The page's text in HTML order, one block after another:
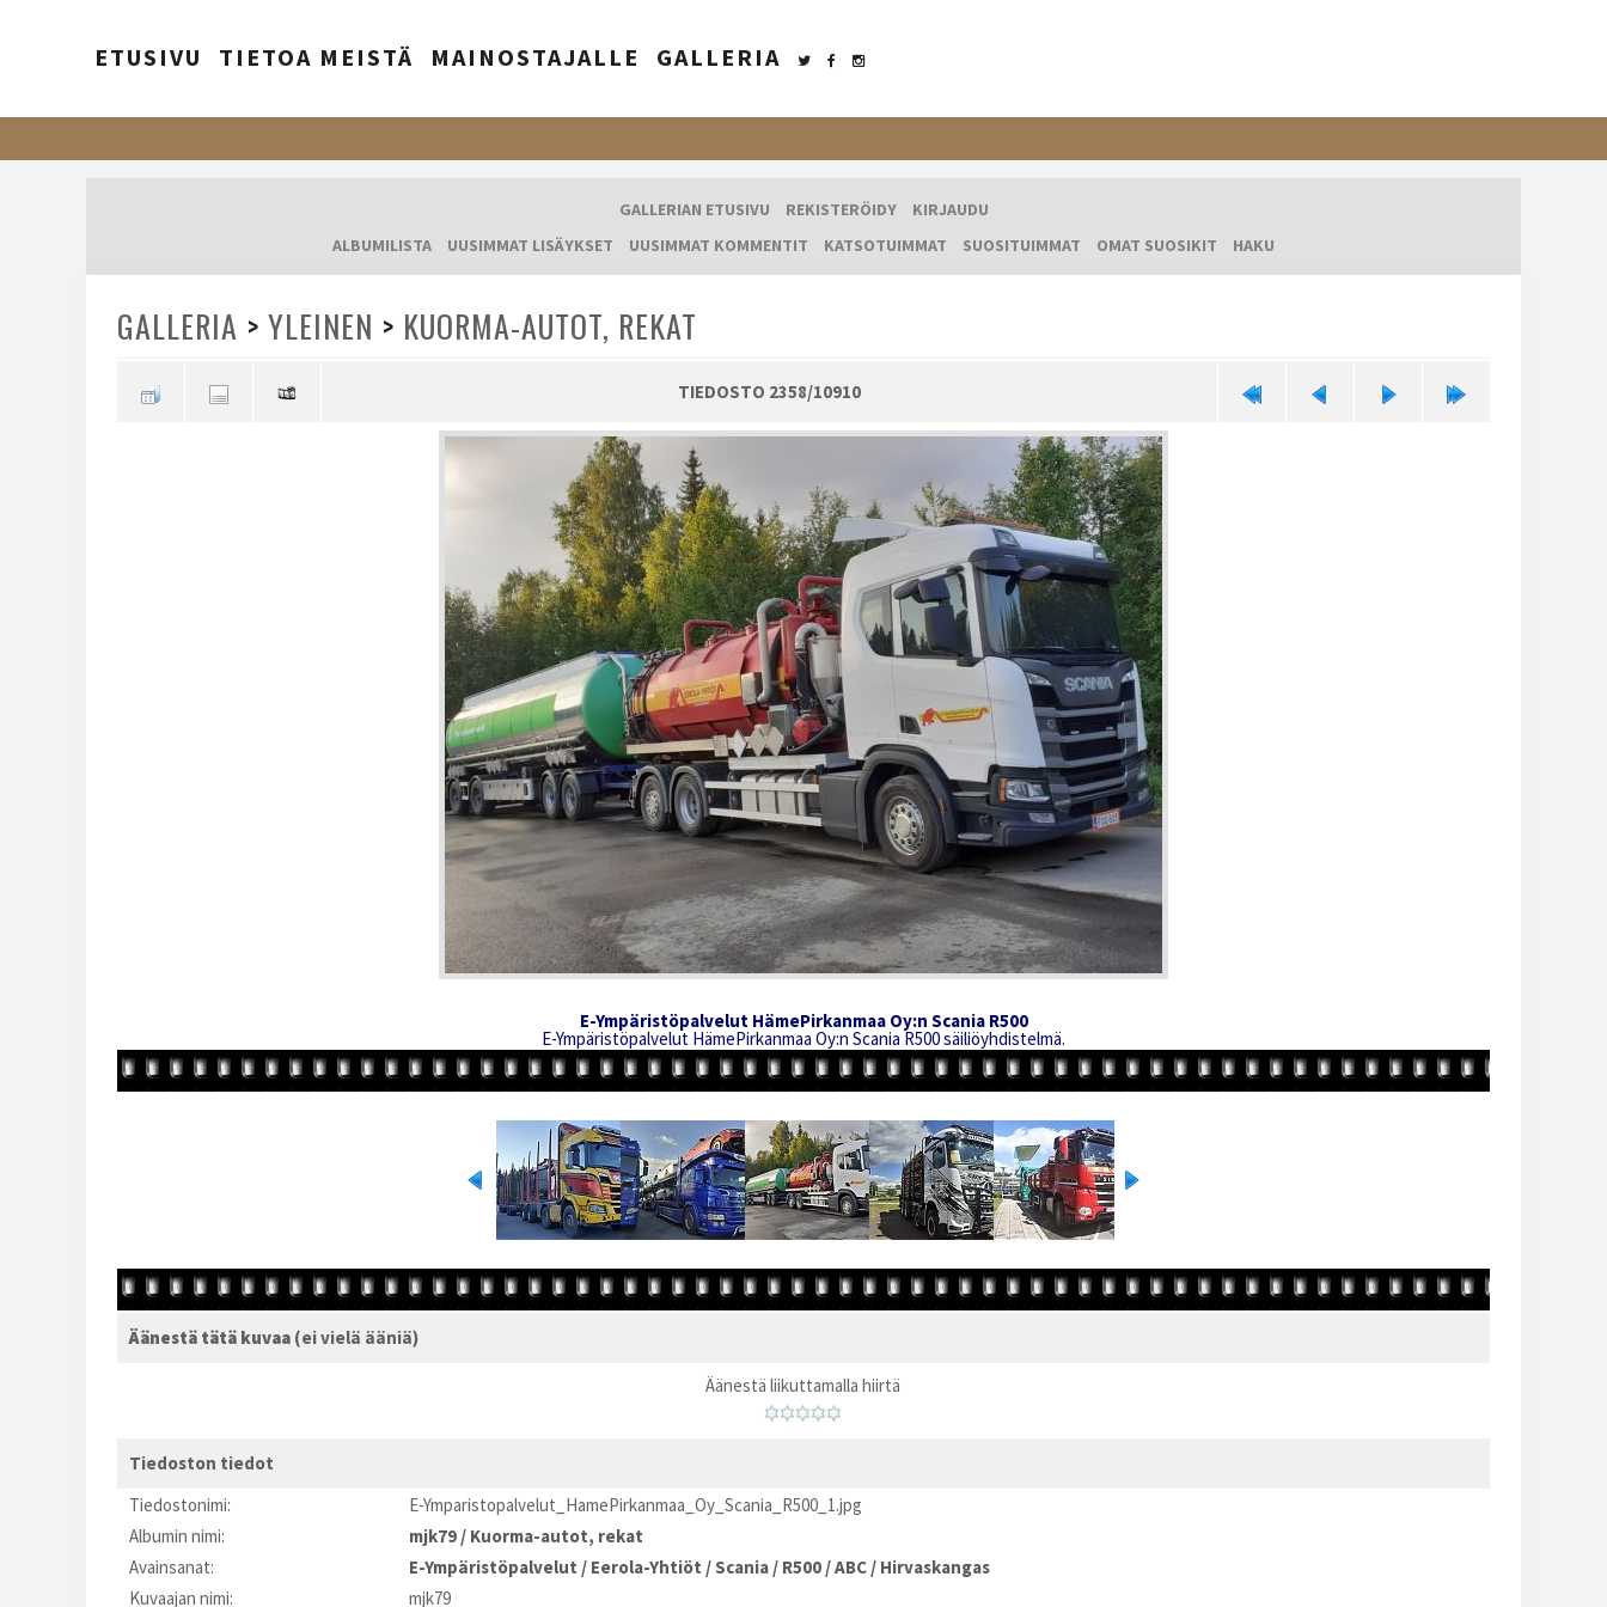
ETUSIVU TIETOA MEISTÄ MAINOSTAJALLE GALLERIA
GALLERIAN ETUSIVU REKISTERÖIDY
KIRJAUDU
ALBUMILISTA
UUSIMMAT LISÄYKSET UUSIMMAT KOMMENTIT KATSOTUIMMAT SUOSITUIMMAT OMAT SUOSIKIT HAKU
GALLERIA > YLEINEN > KUORMA-AUTOT, REKAT
TIEDOSTO 2358/10910
E-Ympäristöpalvelut HämePirkanmaa Oy:n Scania R500
E-Ympäristöpalvelut HämePirkanmaa Oy:n Scania R500 säiliöyhdistelmä.
Äänestä tätä kuvaa (ei vielä ääniä)
Äänestä liikuttamalla hiirtä
Tiedoston tiedot
Tiedostonimi:
E-Ymparistopalvelut_HamePirkanmaa_Oy_Scania_R500_1.jpg
Albumin nimi:
mjk79 / Kuorma-autot, rekat
Avainsanat:
E-Ympäristöpalvelut / Eerola-Yhtiöt /Scania / R500 /ABC / Hirvaskangas
Kuvaajan nimi:
mjk79